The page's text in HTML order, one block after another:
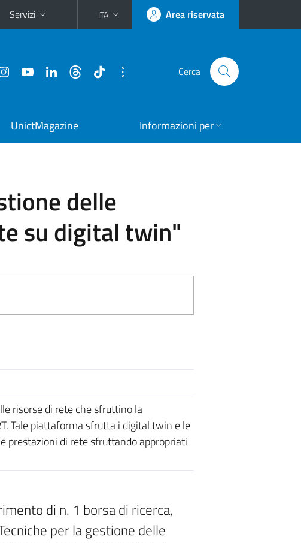
Servizi ITA Area riservata
Cerca
UnictMagazine Informazioni per
delle
su digital twin"
risorse di rete che sfruttino la
Tale piattaforma sfrutta i digital twin e le
prestazioni di rete sfruttando appropriati
di n. 1 borsa di ricerca,
per la gestione delle